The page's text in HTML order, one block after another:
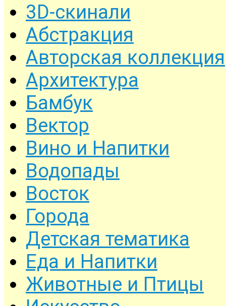
3D-скинали
Абстракция
Авторская коллекция
Архитектура
Бамбук
Вектор
Вино и Напитки
Водопады
Восток
Города
Детская тематика
Еда и Напитки
Животные и Птицы